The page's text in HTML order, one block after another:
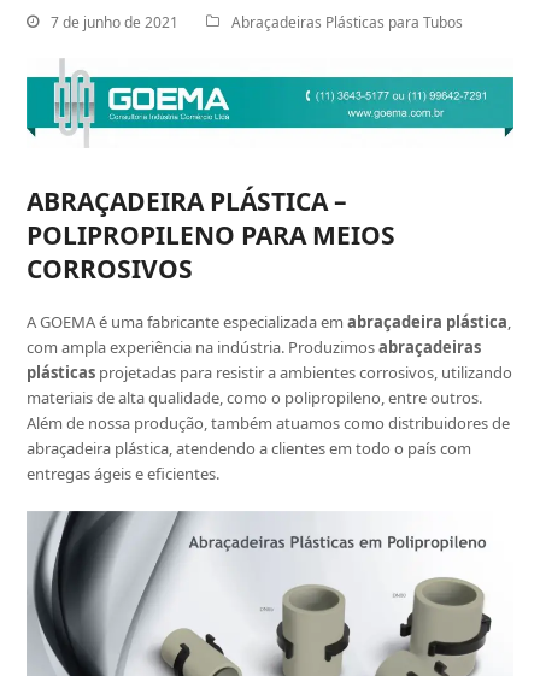
7 de junho de 2021 Abraçadeiras Plásticas para Tubos
ABRAÇADEIRA PLÁSTICA –
POLIPROPILENO PARA MEIOS
CORROSIVOS
A GOEMA é uma fabricante especializada emabraçadeira plástica,
com ampla experiência na indústria. Produzimosabraçadeiras
plásticas projetadas para resistir a ambientes corrosivos, utilizando
materiais de alta qualidade, como o polipropileno, entre outros.
Além de nossa produção, também atuamos como distribuidores de
abraçadeira plástica, atendendo a clientes em todo o país com
entregas ágeis e eficientes.